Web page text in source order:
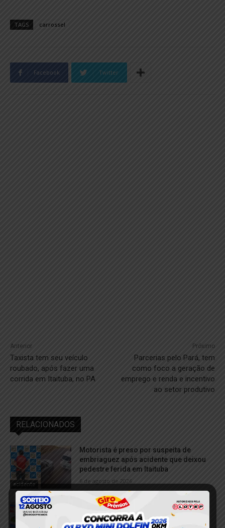
TAGS carrossel
Facebook Twitter
Anterior
Taxista tem seu veículo
roubado, após fazer uma
corrida em Itaituba, no PA
Próximo
Parcerias pelo Pará, tem
como foco a geração de
emprego e renda e incentivo
ao setor produtivo
RELACIONADOS
acidente
Motorista é preso por suspeita de
embriaguez após acidente que deixou
pedestre ferida em Itaituba
6 de agosto de 2026
Dois homens são conduzidos à
delegacia por suspeita de fornecer
bebida alcoólica a adolescentes em